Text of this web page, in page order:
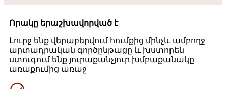
Որակը երաշխավորված է
Լուրջ ենք վերաբերվում հումքից մինչև ամբողջ
արտադրական գործընթացը և խստորեն
ստուգում ենք յուրաքանչյուր խմբաքանակը
առաքումից առաջ